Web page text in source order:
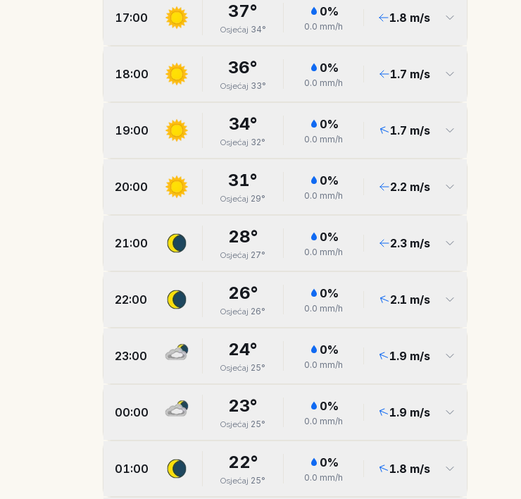
17:00 37°
Osjećaj 34°
0%
0.0 mm/h
1.8 m/s
18:00 36°
Osjećaj 33°
0%
0.0 mm/h
1.7 m/s
19:00 34°
Osjećaj 32°
0%
0.0 mm/h
1.7 m/s
20:00 31°
Osjećaj 29°
0%
0.0 mm/h
2.2 m/s
21:00 28°
Osjećaj 27°
0%
0.0 mm/h
2.3m/s
22:00 26°
Osjećaj 26°
0%
0.0 mm/h
2.1 m/s
23:00 24°
Osjećaj 25°
0%
0.0 mm/h
1.9 m/s
00:00 23°
Osjećaj 25°
0%
0.0 mm/h
1.9 m/s
01:00 22°
Osjećaj 25°
0%
0.0 mm/h
1.8 m/s